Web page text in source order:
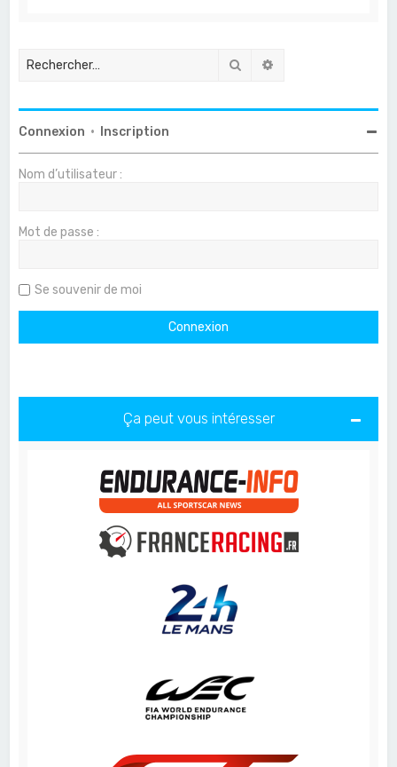
Rechercher
Connexion • Inscription
Nom d’utilisateur :
Mot de passe :
Se souvenir de moi
Ça peut vous intéresser